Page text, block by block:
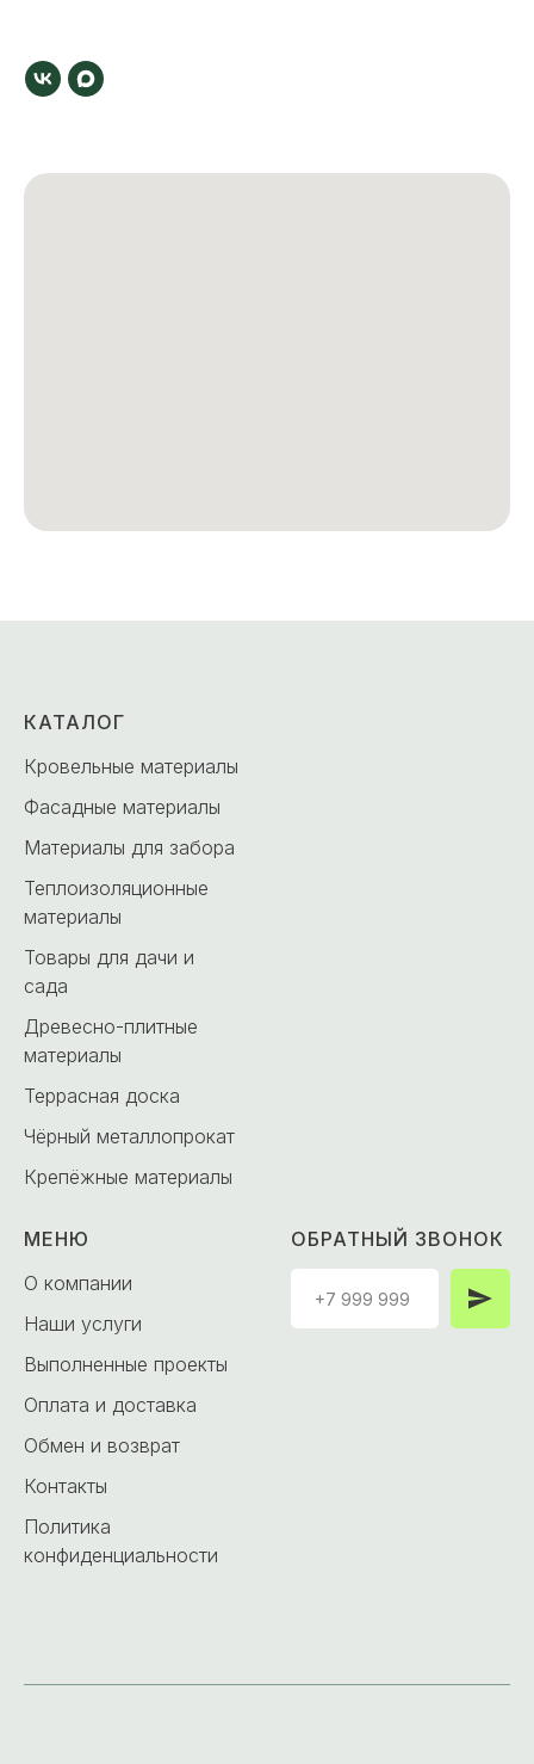
КАТАЛОГ
Кровельные материалы
Фасадные материалы
Материалы для забора
Теплоизоляционные
материалы
Товары для дачи и
сада
Древесно-плитные
материалы
Террасная доска
Чёрный металлопрокат
Крепёжные материалы
МЕНЮ
О компании
Наши услуги
Выполненные проекты
Оплата и доставка
Обмен и возврат
Контакты
Политика
конфиденциальности
ОБРАТНЫЙ ЗВОНОК